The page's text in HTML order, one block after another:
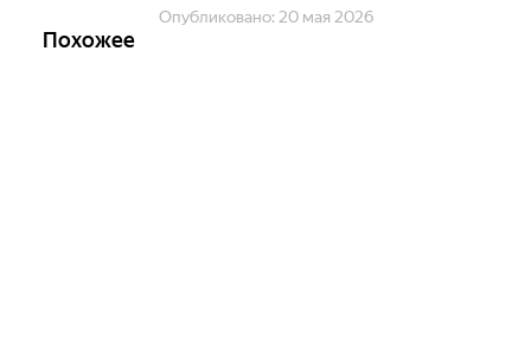
Опубликовано: 20 мая 2026
Похожее